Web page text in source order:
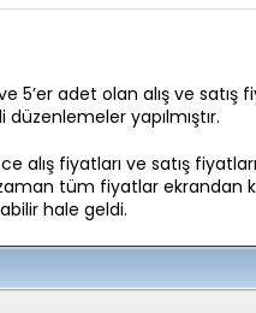
adet olan alış ve satış
yapılmıştır.
fiyatları ve satış
tüm fiyatlar ekrandan
hale geldi.